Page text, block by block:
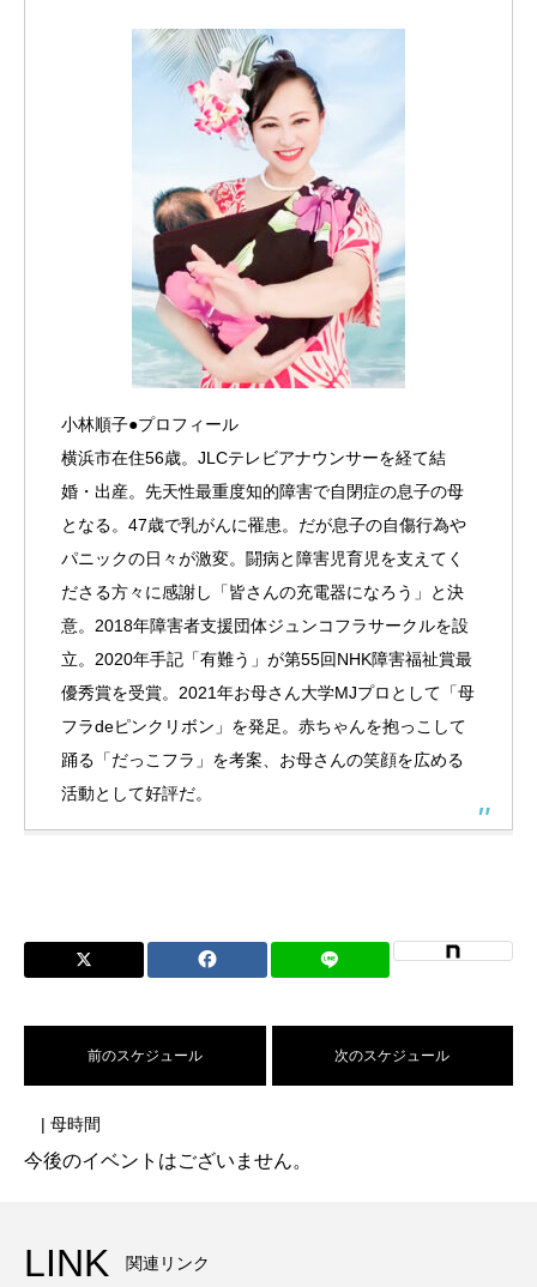
小林順子●プロフィール
横浜市在住56歳。JLCテレビアナウンサーを経て結
婚・出産。先天性最重度知的障害で自閉症の息子の母
となる。47歳で乳がんに罹患。だが息子の自傷行為や
パニックの日々が激変。闘病と障害児育児を支えてく
ださる方々に感謝し「皆さんの充電器になろう」と決
意。2018年障害者支援団体ジュンコフラサークルを設
立。2020年手記「有難う」が第55回NHK障害福祉賞最
優秀賞を受賞。2021年お母さん大学MJプロとして「母
フラdeピンクリボン」を発足。赤ちゃんを抱っこして
踊る「だっこフラ」を考案、お母さんの笑顔を広める
活動として好評だ。
前のスケジュール 次のスケジュール
| 母時間
今後のイベントはございません。
LINK 関連リンク